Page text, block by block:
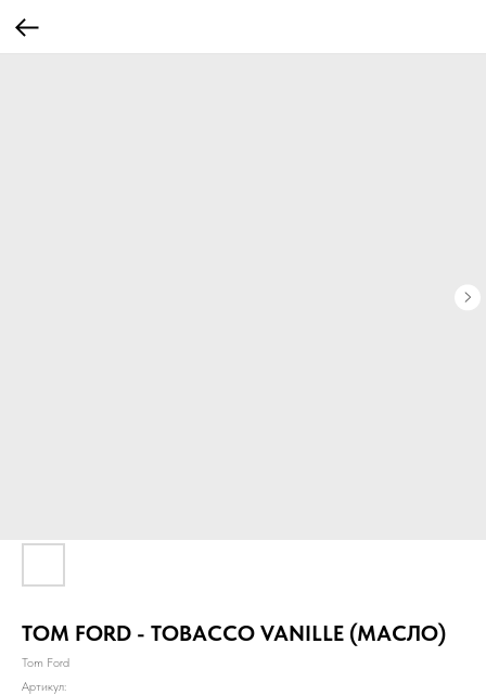
TOM FORD - TOBACCO VANILLE (МАСЛО)
Tom Ford
Артикул: